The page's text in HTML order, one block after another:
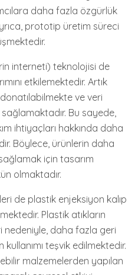
daha fazla özgürlük
prototip üretim süreci
interneti) teknolojisi de
etkilemektedir. Artık
ve veri
Bu sayede,
ihtiyaçları hakkında daha
Böylece, ürünlerin daha
için tasarım
olmaktadır.
de plastik enjeksiyon kalıp
Plastik atıkların
nedeniyle, daha fazla geri
teşvik edilmektedir.
malzemelerden yapılan